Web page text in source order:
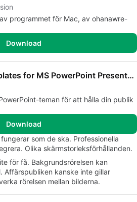
programmet för Mac, av ohanawre-
Download
Motion Templates for MS PowerPoint Presentations
teman för att hålla din publik
Download
som de ska. Professionella
Olika skärmstorleksförhållanden.
för få. Bakgrundsrörelsen kan
Affärspubliken kanske inte gillar
rörelsen mellan bilderna.